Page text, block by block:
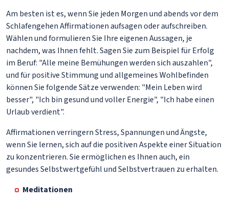
Am besten ist es, wenn Sie jeden Morgen und abends vor dem
Schlafengehen Affirmationen aufsagen oder aufschreiben.
Wählen und formulieren Sie Ihre eigenen Aussagen, je
nachdem, was Ihnen fehlt. Sagen Sie zum Beispiel für Erfolg
im Beruf: "Alle meine Bemühungen werden sich auszahlen",
und für positive Stimmung und allgemeines Wohlbefinden
können Sie folgende Sätze verwenden: "Mein Leben wird
besser", "Ich bin gesund und voller Energie", "Ich habe einen
Urlaub verdient".
Affirmationen verringern Stress, Spannungen und Ängste,
wenn Sie lernen, sich auf die positiven Aspekte einer Situation
zu konzentrieren. Sie ermöglichen es Ihnen auch, ein
gesundes Selbstwertgefühl und Selbstvertrauen zu erhalten.
Meditationen